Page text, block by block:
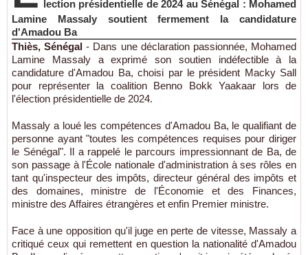
lection présidentielle de 2024 au Sénégal : Mohamed
Lamine Massaly soutient fermement la candidature
d'Amadou Ba
Thiès, Sénégal - Dans une déclaration passionnée, Mohamed
Lamine Massaly a exprimé son soutien indéfectible à la
candidature d'Amadou Ba, choisi par le président Macky Sall
pour représenter la coalition Benno Bokk Yaakaar lors de
l'élection présidentielle de 2024.
Massaly a loué les compétences d'Amadou Ba, le qualifiant de
personne ayant "toutes les compétences requises pour diriger
le Sénégal". Il a rappelé le parcours impressionnant de Ba, de
son passage à l'École nationale d'administration à ses rôles en
tant qu'inspecteur des impôts, directeur général des impôts et
des domaines, ministre de l'Économie et des Finances,
ministre des Affaires étrangères et enfin Premier ministre.
Face à une opposition qu'il juge en perte de vitesse, Massaly a
critiqué ceux qui remettent en question la nationalité d'Amadou